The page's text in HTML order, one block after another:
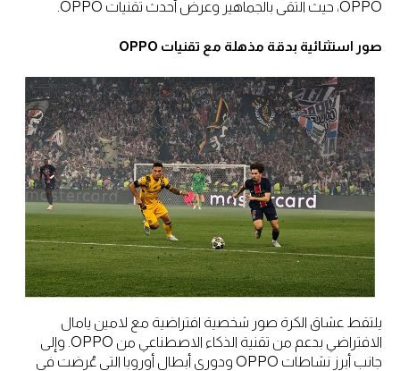
OPPO، حيث التقى بالجماهير وعرض أحدث تقنيات OPPO.
صور استثنائية بدقة مذهلة مع تقنيات OPPO
يلتقط عشاق الكرة صور شخصية افتراضية مع لامين يامال
الافتراضي بدعم من تقنية الذكاء الاصطناعي من OPPO. وإلى
جانب أبرز نشاطات OPPO ودوري أبطال أوروبا التي عُرضت في